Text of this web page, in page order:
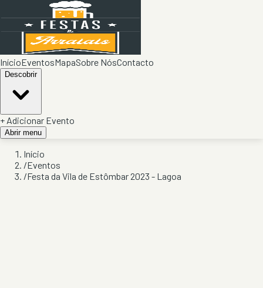
InícioEventosMapaSobre NósContacto
Descobrir
+ Adicionar Evento
Abrir menu
Início
/Eventos
/Festa da Vila de Estômbar 2023 - Lagoa